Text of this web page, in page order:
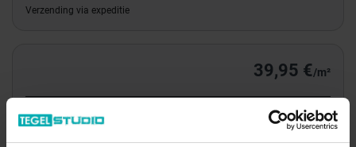
Verzending via expeditie
39,95 €/m²
Totale prijs / geleverde hoeveelheid
93,90 €